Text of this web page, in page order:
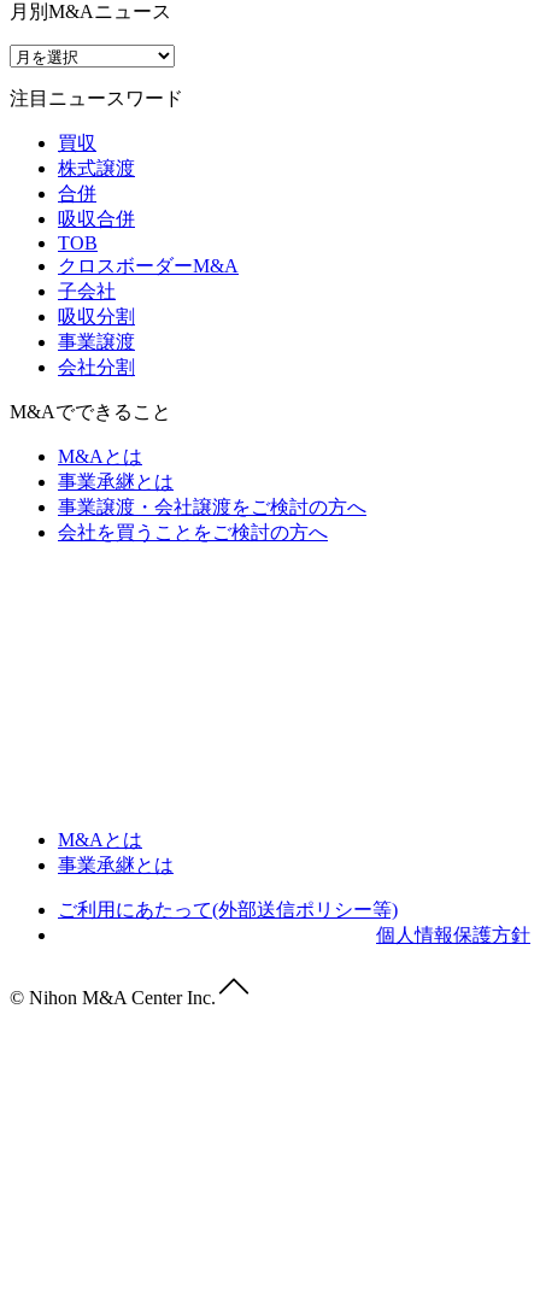
月別M&Aニュース
注目ニュースワード
買収
株式譲渡
合併
吸収合併
TOB
クロスボーダーM&A
子会社
吸収分割
事業譲渡
会社分割
M&Aでできること
M&Aとは
事業承継とは
事業譲渡・会社譲渡をご検討の方へ
会社を買うことをご検討の方へ
M&Aとは
事業承継とは
ご利用にあたって(外部送信ポリシー等)
個人情報保護方針
© Nihon M&A Center Inc.